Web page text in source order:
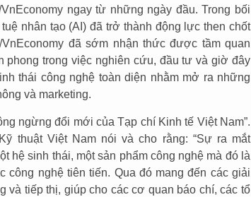
ngay từ những ngày đầu. Trong bối
nhân tạo (AI) đã trở thành động lực then chốt
đã sớm nhận thức được tầm quan
phong trong việc nghiên cứu, đầu tư và giờ đây
thái công nghệ toàn diện nhằm mở ra những
và marketing.
ngừng đổi mới của Tạp chí Kinh tế Việt Nam”.
thuật Việt Nam nói và cho rằng: “Sự ra mắt
hệ sinh thái, một sản phẩm công nghệ mà đó là
nghệ tiên tiến. Qua đó mang đến các giải
và tiếp thị, giúp cho các cơ quan báo chí, các tổ